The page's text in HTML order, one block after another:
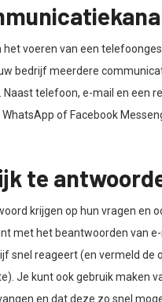
voeren van een
bedrijf meerdere
telefoon, e-mail en een
of Facebook
te
krijgen op hun vragen en
met het beantwoorden van
snel reageert (en vermeld de
Je kunt ook gebruik maken
en dat deze zo snel